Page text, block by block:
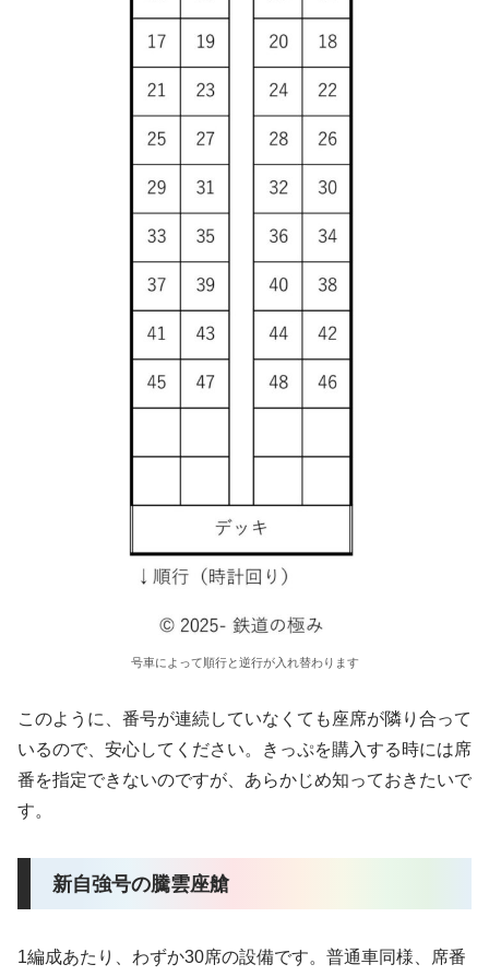
号車によって順行と逆行が入れ替わります
このように、番号が連続していなくても座席が隣り合って
いるので、安心してください。きっぷを購入する時には席
番を指定できないのですが、あらかじめ知っておきたいで
す。
新自強号の騰雲座艙
1編成あたり、わずか30席の設備です。普通車同様、席番